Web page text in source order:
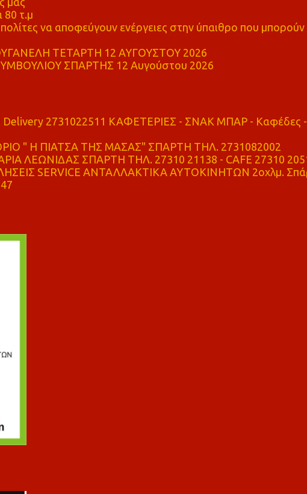
80 τ.μ
να αποφεύγουν ενέργειες στην ύπαιθρο που μπορούν
ΤΕΤΑΡΤΗ 12 ΑΥΓΟΥΣΤΟΥ 2026
ΣΠΑΡΤΗΣ 12 Αυγούστου 2026
Delivery 2731022511 ΚΑΦΕΤΕΡΙΕΣ - ΣΝΑΚ ΜΠΑΡ - Καφέδες -
" Η ΠΙΑΤΣΑ ΤΗΣ ΜΑΣΑΣ" ΣΠΑΡΤΗ ΤΗΛ. 2731082002
ΛΕΩΝΙΔΑΣ ΣΠΑΡΤΗ ΤΗΛ. 27310 21138 - CAFE 27310
SERVICE ΑΝΤΑΛΛΑΚΤΙΚΑ ΑΥΤΟΚΙΝΗΤΩΝ 2οχλμ.